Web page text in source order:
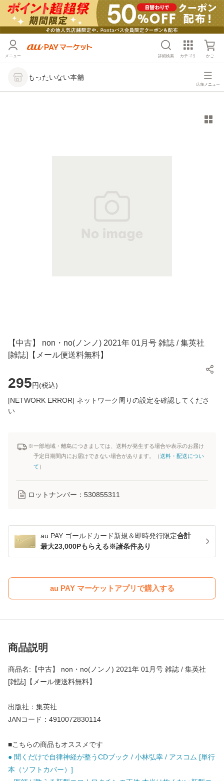
メニュー 詳細検索 カテゴリ かご
もったいない本舗
店舗メニュー
【中古】 non・no(ノンノ) 2021年 01月号 雑誌 / 集英社
[雑誌]【メール便送料無料】
295円(税込)
[NETWORK ERROR] ネットワーク周りの設定を確認してくださ
い
※一部地域・離島につきましては、送料が発生する場合や表示のお届け
予定日期間内にお届けできない場合があります。（送料・配送につい
て ）
ロットナンバー： 530855311
au PAY ゴールドカード新規＆即時発行限定合計
最大23,000Pもらえる※諸条件あり
au PAY マーケットアプリで購入する
商品説明
商品名:【中古】 non・no(ノンノ) 2021年 01月号 雑誌 / 集英社
[雑誌]【メール便送料無料】
出版社：集英社
JANコード：4910072830114
■こちらの商品もオススメです
● 聞くだけで自律神経が整うCDブック / 小林弘幸 / アスコム [単行
本（ソフトカバー）]